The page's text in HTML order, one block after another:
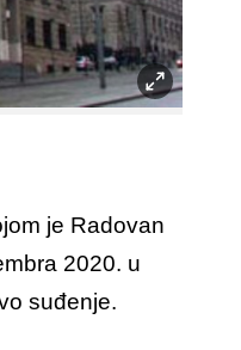
je Radovan
2020. u
suđenje.